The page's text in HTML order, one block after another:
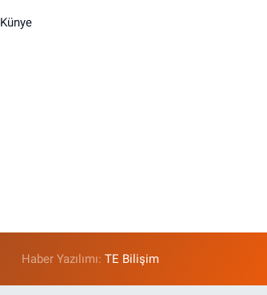
Künye
Haber Yazılımı:TE Bilişim